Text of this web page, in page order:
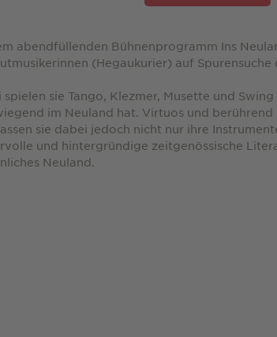
abendfüllenden Bühnenprogramm Ins
(Hegaukurier) auf Spurensuche
spielen sie Tango, Klezmer, Musette und
im Neuland hat. Virtuos und
sie dabei jedoch nicht nur ihre
und hintergründige zeitgenössische
Neuland.